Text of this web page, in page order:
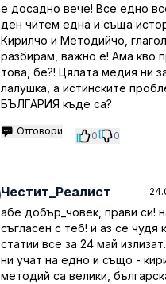
е досадно вече! Все едно
ден читем една и съща
Кирилчо и Методийчо,
разбирам, важно е! Ама кво
това, бе?! Цялата медия ни
лалушка, а истинските
БЪЛГАРИЯ къде са?
Отговори 0 0
Честит_Реалист
абе добър_човек, прави си!
съгласен с теб! и аз се чудя
статии все за 24 май
ни учат на едно и също -
методий са велики,